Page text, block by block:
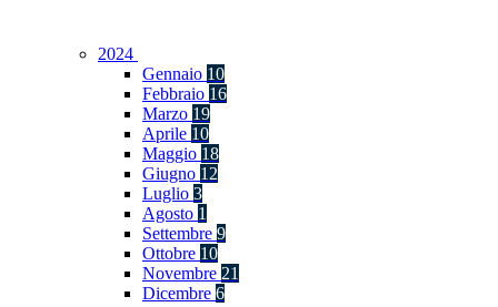
2024
Gennaio 10
Febbraio 16
Marzo 19
Aprile 10
Maggio 18
Giugno 12
Luglio 3
Agosto 1
Settembre 9
Ottobre 10
Novembre 21
Dicembre 6